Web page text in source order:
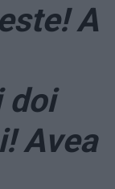
A
doi
Avea